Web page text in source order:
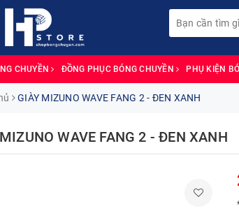
CHUYỀN ĐỒNG PHỤC BÓNG CHUYỀN PHỤ KIỆN
GIÀY MIZUNO WAVE FANG 2 - ĐEN XANH
WAVE FANG 2 - ĐEN XANH